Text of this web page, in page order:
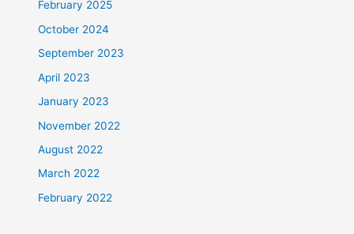
February 2025
October 2024
September 2023
April 2023
January 2023
November 2022
August 2022
March 2022
February 2022